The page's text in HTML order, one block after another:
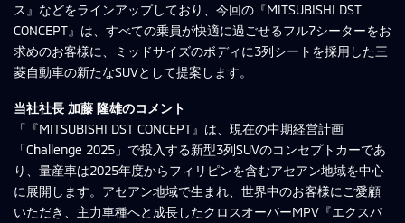
ス』などをラインアップしており、今回の『MITSUBISHI DST
CONCEPT』は、すべての乗員が快適に過ごせるフル7シーターをお
求めのお客様に、ミッドサイズのボディに3列シートを採用した三
菱自動車の新たなSUVとして提案します。
当社社長 加藤 隆雄のコメント
「『MITSUBISHI DST CONCEPT』は、現在の中期経営計画
「Challenge 2025」で投入する新型3列SUVのコンセプトカーであ
り、量産車は2025年度からフィリピンを含むアセアン地域を中心
に展開します。アセアン地域で生まれ、世界中のお客様にご愛顧
いただき、主力車種へと成長したクロスオーバーMPV『エクスパ